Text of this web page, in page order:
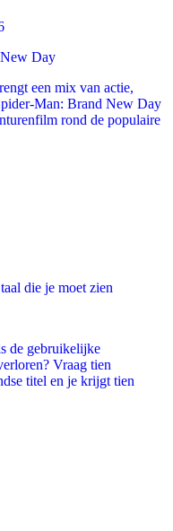
Day
een mix van actie,
Man: Brand New Day
rond de populaire
die je moet zien
de gebruikelijke
Vraag tien
titel en je krijgt tien